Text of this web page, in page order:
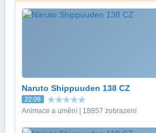
Naruto Shippuuden 138 CZ
22:09
Animace a umění | 18857 zobrazení